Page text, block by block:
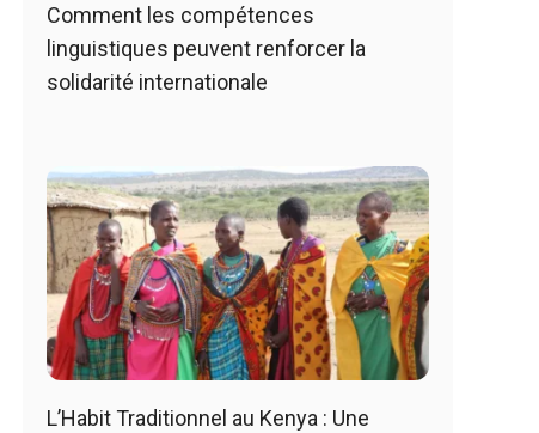
Comment les compétences
linguistiques peuvent renforcer la
solidarité internationale
L’Habit Traditionnel au Kenya : Une